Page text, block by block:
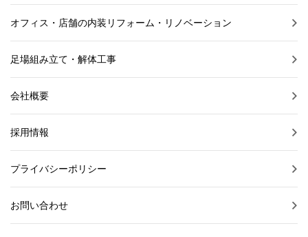
オフィス・店舗の内装リフォーム・リノベーション
足場組み立て・解体工事
会社概要
採用情報
プライバシーポリシー
お問い合わせ